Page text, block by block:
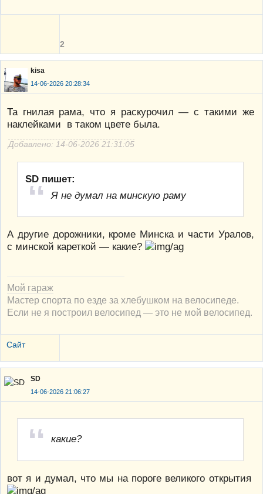
2
kisa
14-06-2026 20:28:34
Та гнилая рама, что я раскурочил — с такими же
наклейками в таком цвете была.
Добавлено: 14-06-2026 21:31:05
SD пишет:
Я не думал на минскую раму
А другие дорожники, кроме Минска и части Уралов,
с минской кареткой — какие?
Мой гараж
Мастер спорта по езде за хлебушком на велосипеде.
Если не я построил велосипед — это не мой велосипед.
Сайт
SD
14-06-2026 21:06:27
какие?
вот я и думал, что мы на пороге великого открытия